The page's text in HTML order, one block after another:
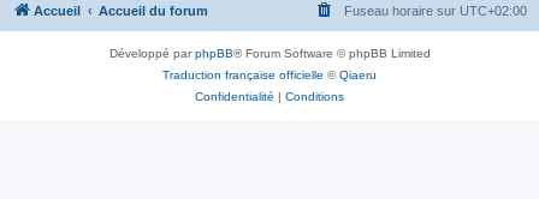
Accueil Accueil du forum Fuseau horaire sur UTC+02:00
Développé parphpBB® Forum Software © phpBB Limited
Traduction française officielle ©Qiaeru
Confidentialité | Conditions